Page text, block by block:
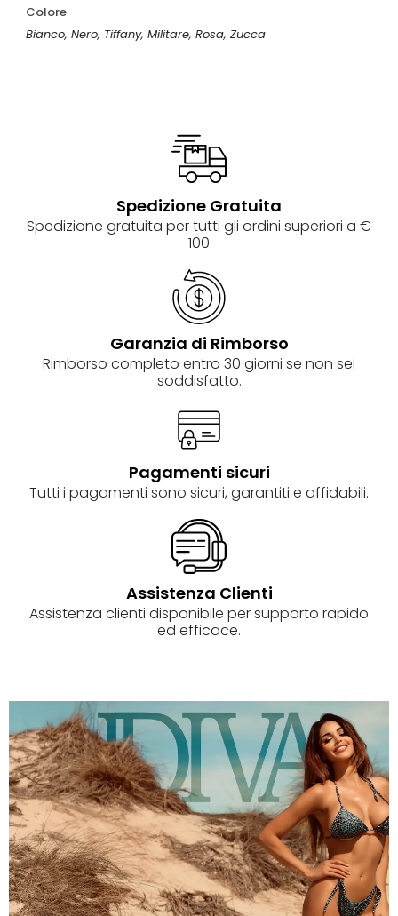
Colore
Bianco, Nero, Tiffany, Militare, Rosa, Zucca
Spedizione Gratuita
Spedizione gratuita per tutti gli ordini superiori a €
100
Garanzia di Rimborso
Rimborso completo entro 30 giorni se non sei
soddisfatto.
Pagamenti sicuri
Tutti i pagamenti sono sicuri, garantiti e affidabili.
Assistenza Clienti
Assistenza clienti disponibile per supporto rapido
ed efficace.